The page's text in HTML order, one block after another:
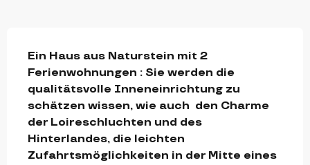
Ein Haus aus Naturstein mit 2
Ferienwohnungen : Sie werden die
qualitätsvolle Inneneinrichtung zu
schätzen wissen, wie auch  den Charme
der Loireschluchten und des
Hinterlandes, die leichten
Zufahrtsmöglichkeiten in der Mitte eines